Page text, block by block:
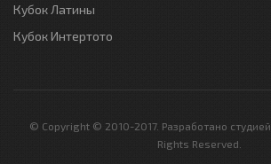
Кубок Латины
Кубок Интертото
© Copyright © 2010-2017. Разработано студией
Rights Reserved.